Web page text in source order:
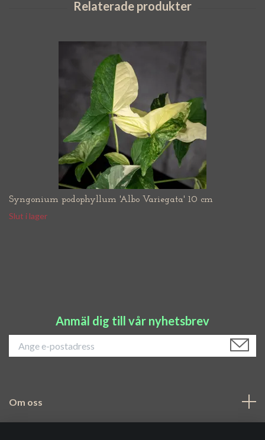
Syngonium podophyllum 'Albo Variegata' 10 cm
Slut i lager
Anmäl dig till vår nyhetsbrev
Om oss